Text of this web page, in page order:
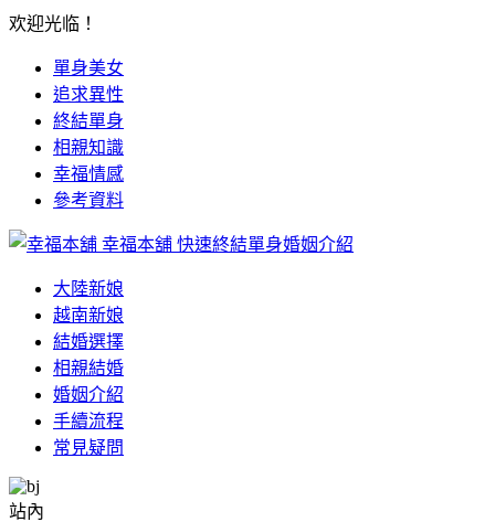
欢迎光临！
單身美女
追求異性
終結單身
相親知識
幸福情感
參考資料
幸福本舖 快速終結單身婚姻介紹
大陸新娘
越南新娘
結婚選擇
相親結婚
婚姻介紹
手續流程
常見疑問
站內